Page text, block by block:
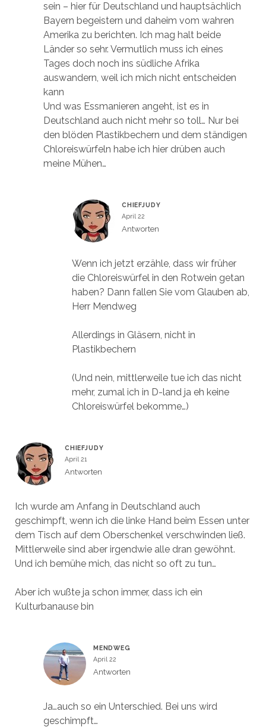
sein – hier für Deutschland und hauptsächlich
Bayern begeistern und daheim vom wahren
Amerika zu berichten. Ich mag halt beide
Länder so sehr. Vermutlich muss ich eines
Tages doch noch ins südliche Afrika
auswandern, weil ich mich nicht entscheiden
kann
Und was Essmanieren angeht, ist es in
Deutschland auch nicht mehr so toll… Nur bei
den blöden Plastikbechern und dem ständigen
Chloreiswürfeln habe ich hier drüben auch
meine Mühen…
CHIEFJUDY
April 22
Antworten
Wenn ich jetzt erzähle, dass wir früher
die Chloreiswürfel in den Rotwein getan
haben? Dann fallen Sie vom Glauben ab,
Herr Mendweg
Allerdings in Gläsern, nicht in
Plastikbechern
(Und nein, mittlerweile tue ich das nicht
mehr, zumal ich in D-land ja eh keine
Chloreiswürfel bekomme…)
CHIEFJUDY
April 21
Antworten
Ich wurde am Anfang in Deutschland auch
geschimpft, wenn ich die linke Hand beim Essen unter
dem Tisch auf dem Oberschenkel verschwinden ließ.
Mittlerweile sind aber irgendwie alle dran gewöhnt.
Und ich bemühe mich, das nicht so oft zu tun…
Aber ich wußte ja schon immer, dass ich ein
Kulturbanause bin
MENDWEG
April 22
Antworten
Ja…auch so ein Unterschied. Bei uns wird
geschimpft…